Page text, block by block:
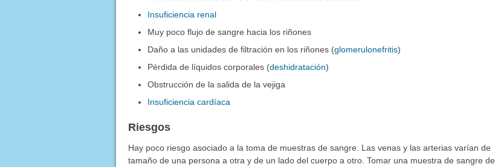
Insuficiencia renal
Muy poco flujo de sangre hacia los riñones
Daño a las unidades de filtración en los riñones (glomerulonefritis)
Pérdida de líquidos corporales (deshidratación)
Obstrucción de la salida de la vejiga
Insuficiencia cardíaca
Riesgos
Hay poco riesgo asociado a la toma de muestras de sangre. Las venas y las arterias varían de
tamaño de una persona a otra y de un lado del cuerpo a otro. Tomar una muestra de sangre de